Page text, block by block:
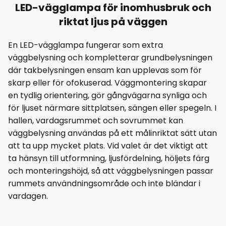
LED-vägglampa för inomhusbruk och
riktat ljus på väggen
En LED-vägglampa fungerar som extra
väggbelysning och kompletterar grundbelysningen
där takbelysningen ensam kan upplevas som för
skarp eller för ofokuserad. Väggmontering skapar
en tydlig orientering, gör gångvägarna synliga och
för ljuset närmare sittplatsen, sängen eller spegeln. I
hallen, vardagsrummet och sovrummet kan
väggbelysning användas på ett målinriktat sätt utan
att ta upp mycket plats. Vid valet är det viktigt att
ta hänsyn till utformning, ljusfördelning, höljets färg
och monteringshöjd, så att väggbelysningen passar
rummets användningsområde och inte bländar i
vardagen.